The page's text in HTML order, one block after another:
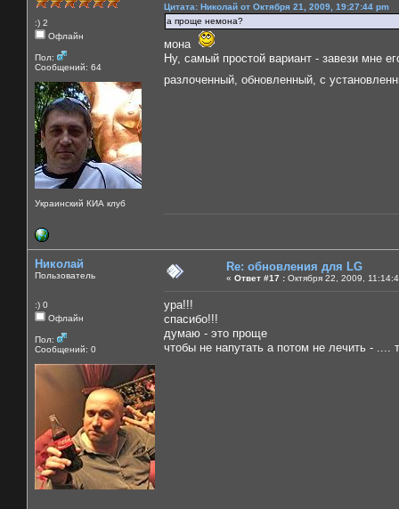
:) 2
Офлайн
Пол:
Сообщений: 64
Украинский КИА клуб
Цитата: Николай от Октября 21, 2009, 19:27:44 pm
а проще немона?
мона
Ну, самый простой вариант - завези мне
разлоченный, обновленный, с
Николай
Пользователь
:) 0
Офлайн
Пол:
Сообщений: 0
Re: обновления для LG
« Ответ #17 : Октября 22, 2009,
ура!!!
спасибо!!!
думаю - это проще
чтобы не напутать а потом не лечить -